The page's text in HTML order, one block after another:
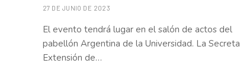
27 DE JUNIO DE 2023
El evento tendrá lugar en el salón de actos del
pabellón Argentina de la Universidad. La
Extensión de…